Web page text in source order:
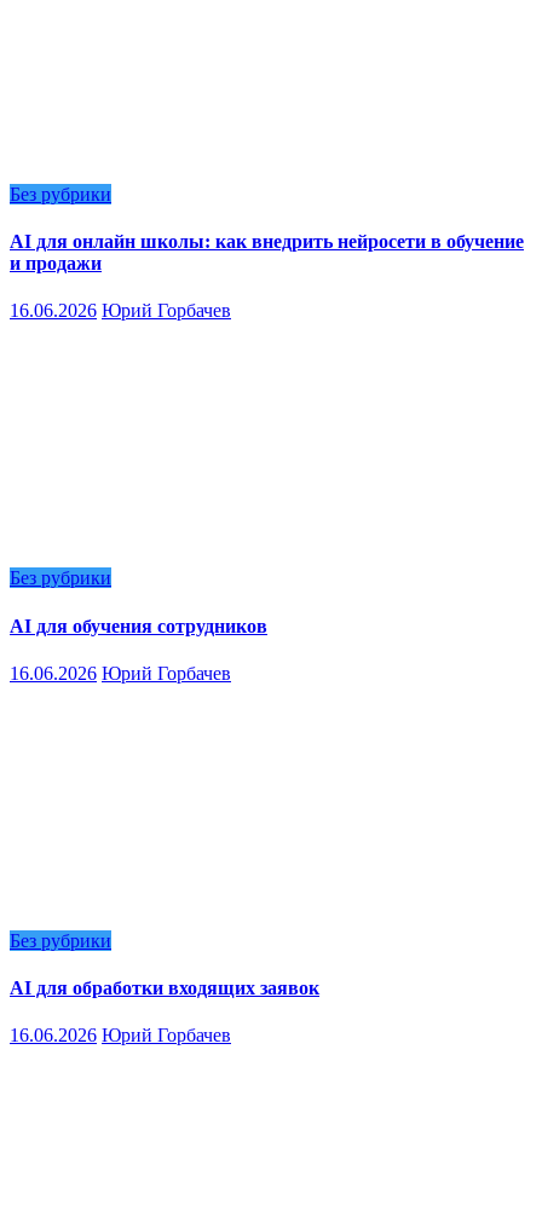
Без рубрики
AI для онлайн школы: как внедрить нейросети в обучение
и продажи
16.06.2026 Юрий Горбачев
Без рубрики
AI для обучения сотрудников
16.06.2026 Юрий Горбачев
Без рубрики
AI для обработки входящих заявок
16.06.2026 Юрий Горбачев